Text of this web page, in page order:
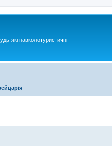
які навколотуристичні